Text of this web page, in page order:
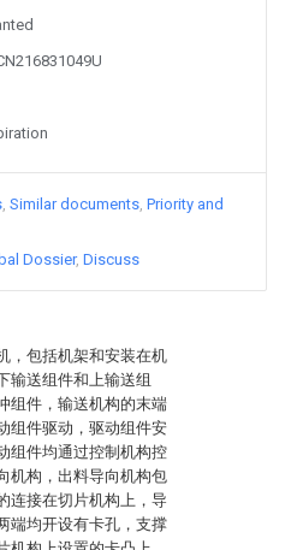
，包括机架和安装在机
输送组件和上输送组
组件，输送机构的末端
组件驱动，驱动组件安
组件均通过控制机构控
机构，出料导向机构包
连接在切片机构上，导
端均开设有卡孔，支撑
Similar documents Priority and
Dossier Discuss